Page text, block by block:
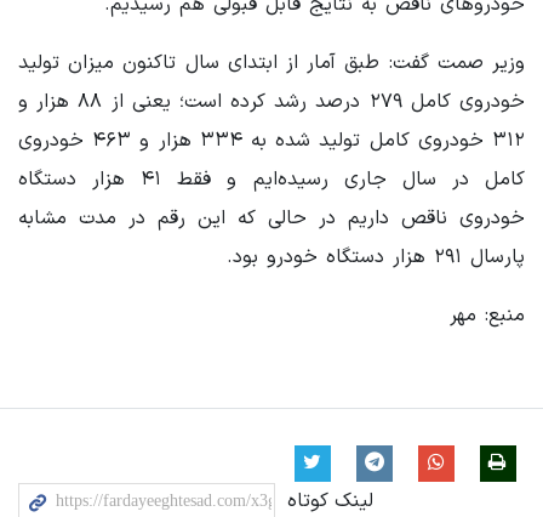
وزیر صمت گفت: طبق آمار از ابتدای سال تاکنون میزان تولید
خودروی کامل ۲۷۹ درصد رشد کرده است؛ یعنی از ۸۸ هزار و
۳۱۲ خودروی کامل تولید شده به ۳۳۴ هزار و ۴۶۳ خودروی
کامل در سال جاری رسیده‌ایم و فقط ۴۱ هزار دستگاه
خودروی ناقص داریم در حالی که این رقم در مدت مشابه
پارسال ۲۹۱ هزار دستگاه خودرو بود.
منبع: مهر
لینک کوتاه